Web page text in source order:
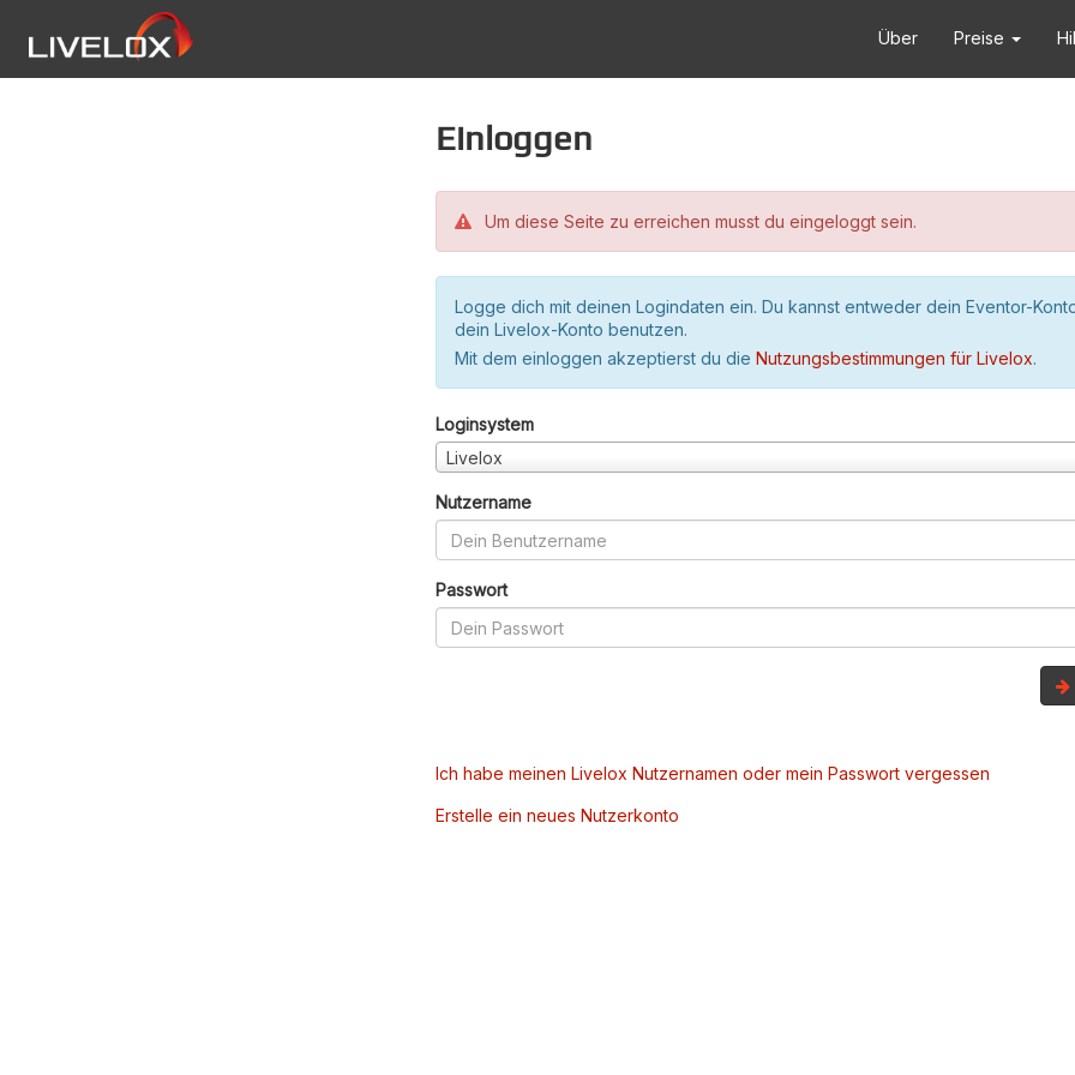
Über Preise
Einloggen
Um diese Seite zu erreichen musst du eingeloggt sein.
Logge dich mit deinen Logindaten ein. Du kannst entweder dein Eventor-
dein Livelox-Konto benutzen.
Mit dem einloggen akzeptierst du die Nutzungsbestimmungen für Livelox.
Loginsystem
Livelox
Nutzername
Passwort
Ich habe meinen Livelox Nutzernamen oder mein Passwort vergessen
Erstelle ein neues Nutzerkonto